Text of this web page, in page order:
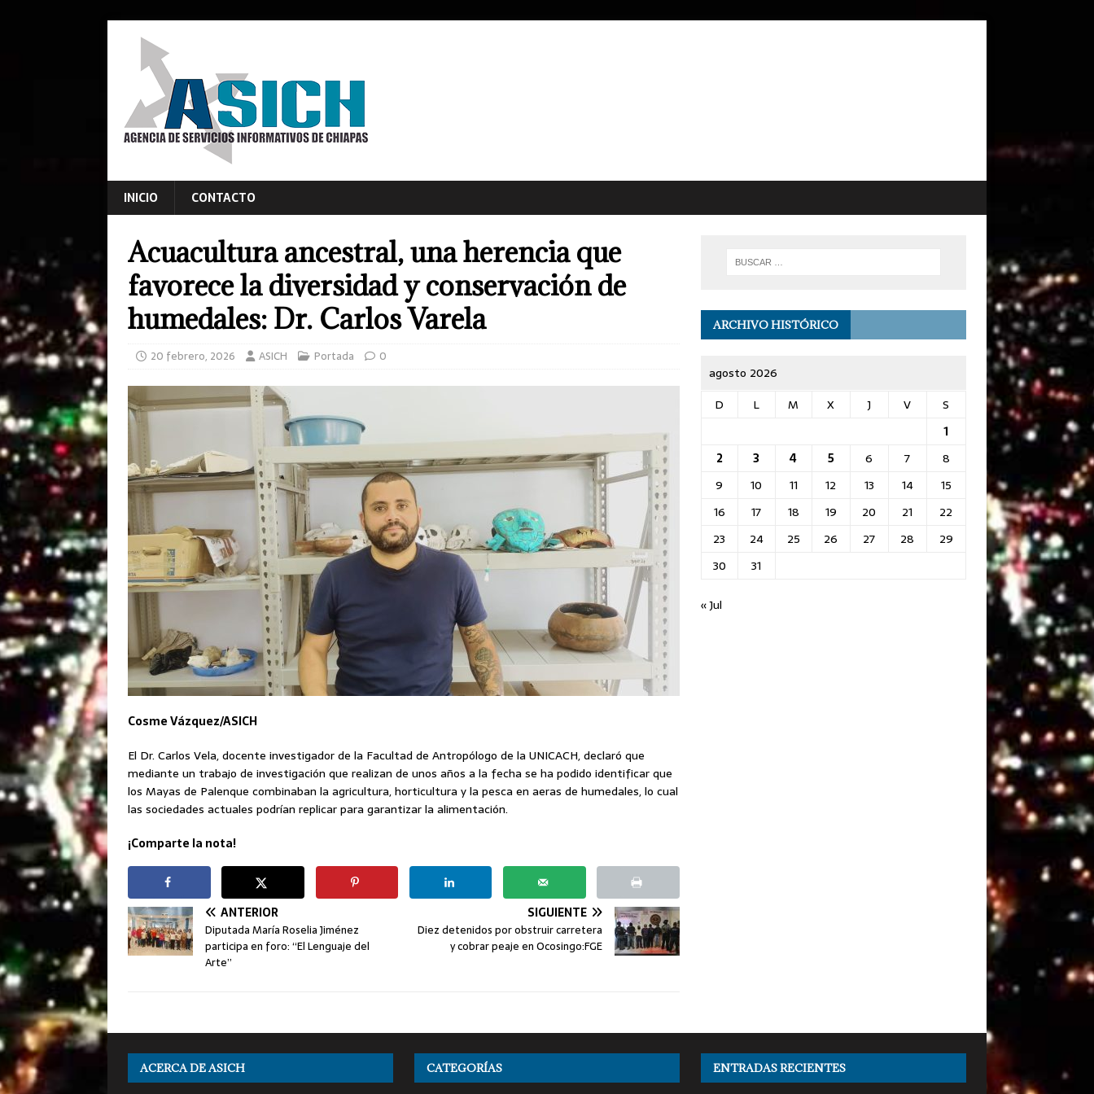
INICIO CONTACTO
Acuacultura ancestral, una herencia que
favorece la diversidad y conservación de
humedales: Dr. Carlos Varela
20 febrero, 2026 ASICH Portada 0
Cosme Vázquez/ASICH
El Dr. Carlos Vela, docente investigador de la Facultad de Antropólogo de la UNICACH, declaró que
mediante un trabajo de investigación que realizan de unos años a la fecha se ha podido identificar que
los Mayas de Palenque combinaban la agricultura, horticultura y la pesca en aeras de humedales, lo cual
las sociedades actuales podrían replicar para garantizar la alimentación.
¡Comparte la nota!
ANTERIOR
Diputada María Roselia Jiménez
participa en foro: “El Lenguaje del
Arte”
SIGUIENTE
Diez detenidos por obstruir carretera
y cobrar peaje en Ocosingo:FGE
ARCHIVO HISTÓRICO
agosto 2026
D
L M X J V
S
1
2
3 4 5 6 7
8
9
10 11 12 13 14
15
16
17 18 19 20 21
22
23
24 25 26 27 28
29
30
31
« Jul
ACERCA DE ASICH CATEGORÍAS ENTRADAS RECIENTES